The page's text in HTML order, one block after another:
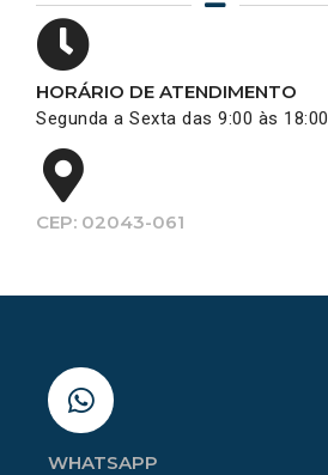
HORÁRIO DE ATENDIMENTO
Segunda a Sexta das 9:00 às 18:00
CEP: 02043-061
WHATSAPP